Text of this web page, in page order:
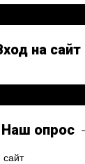
на сайт
Наш опрос